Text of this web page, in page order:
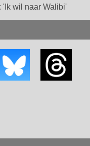
'Ik wil naar Walibi'